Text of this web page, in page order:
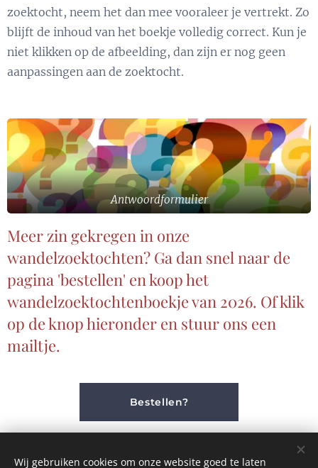
zoektocht, neem het dan mee vooraleer je vertrekt. Zo
blijft de inhoud van het boekje volledig correct. Kun je
niet klikken op de afbeelding, dan zijn er nog geen
aanpassingen aan de zoektocht.
Antwoordformulier
Meer zin gekregen in onze
wandelzoektochten? Ga dan snel naar de
pagina 'bestellen' en koop het
wandelzoektochtenboekje van 2026. Of klik
op de knop hieronder en stuur ons een
mailtje.
Bestellen?
Wij gebruiken cookies om onze website goed te laten